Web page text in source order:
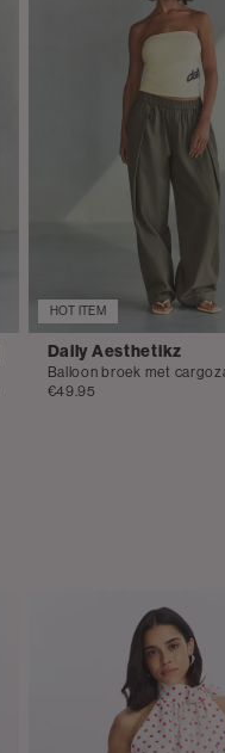
HOT ITEM
Daily Aesthetikz
Balloon broek met
€49.95